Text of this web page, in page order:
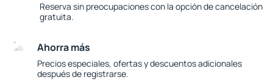
Reserva sin preocupaciones con la opción de cancelación
gratuita.
Ahorra más
Precios especiales, ofertas y descuentos adicionales
después de registrarse.